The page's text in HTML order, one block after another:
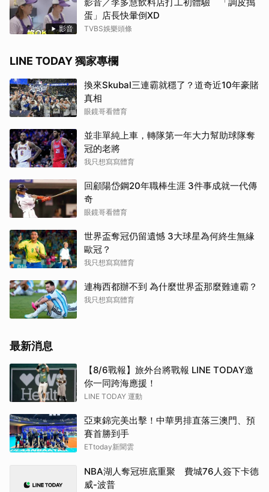
影音
蛋」店長快暈倒XD
TVBS娛樂頭條
LINE TODAY 獨家專欄
換來Skubal三連霸就穩了？道奇近10年豪賭
真相
眼鏡哥看體育
並非單純上車，轉隊第一年大力幫助球隊奪
冠的老將
我只想寫寫體育
回顧陽岱鋼20年職棒生涯 3件事成就一代傳
奇
眼鏡哥看體育
世界盃奪冠仍留遺憾 3大球星為何終生無緣
歐冠？
我只想寫寫體育
連梅西都辦不到 為什麼世界盃那麼難連霸？
我只想寫寫體育
最新消息
【8/6戰報】旅外台將戰報 LINE TODAY邀
你一同跨海應援！
LINE TODAY 運動
亞東錦完美出擊！中華男排直落三澳門、預
賽首勝到手
ETtoday新聞雲
NBA湖人奪冠班底重聚 費城76人簽下卡德
威-波普